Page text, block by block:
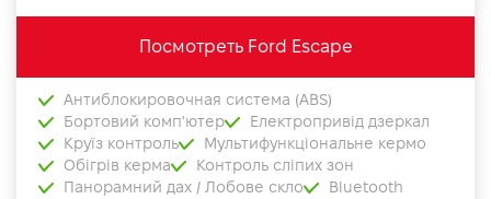
Посмотреть Ford Escape
Антиблокировочная система (ABS)
Бортовий комп'ютер
Електропривід дзеркал
Круїз контроль
Мультифункціональне кермо
Обігрів керма
Контроль сліпих зон
Панорамний дах / Лобове скло
Bluetooth